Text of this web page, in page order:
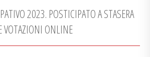
2023. POSTICIPATO A STASERA
VOTAZIONI ONLINE